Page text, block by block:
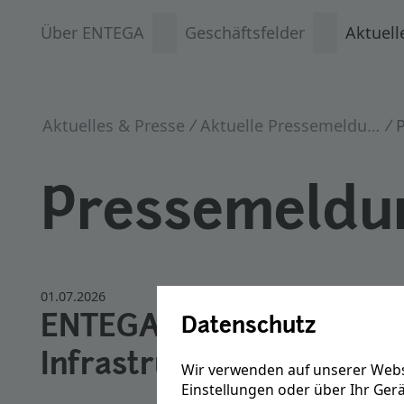
Datenschutz
Wir verwenden auf unserer
Einstellungen oder über Ihr
Über ENTEGA Geschäftsfelder
Aktuelles & Presse Aktuelle Pressemeldungen
01.07.2026
ENTEGA stärkt
Infrastruktur der